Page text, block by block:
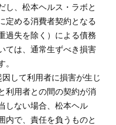
し、松本ヘルス・ラボと
定める消費者契約となる
過失を除く）による債務
ては、通常生ずべき損害
。
して利用者に損害が生じ
利用者との間の契約が消
しない場合、松本ヘル
内で、責任を負うものと